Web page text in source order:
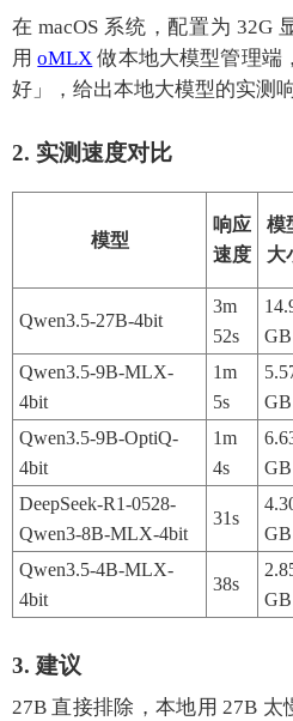
在 macOS 系统，配置为 32G
用oMLX 做本地大模型管理端
好」，给出本地大模型的实测
2. 实测速度对比
模型
响应
速度
模
大
Qwen3.5-27B-4bit
3m
52s
GB
Qwen3.5-9B-MLX-
4bit
1m
5s
GB
Qwen3.5-9B-OptiQ-
4bit
1m
4s
GB
DeepSeek-R1-0528-
Qwen3-8B-MLX-4bit
31s
GB
Qwen3.5-4B-MLX-
4bit
38s
GB
3. 建议
27B 直接排除，本地用 27B